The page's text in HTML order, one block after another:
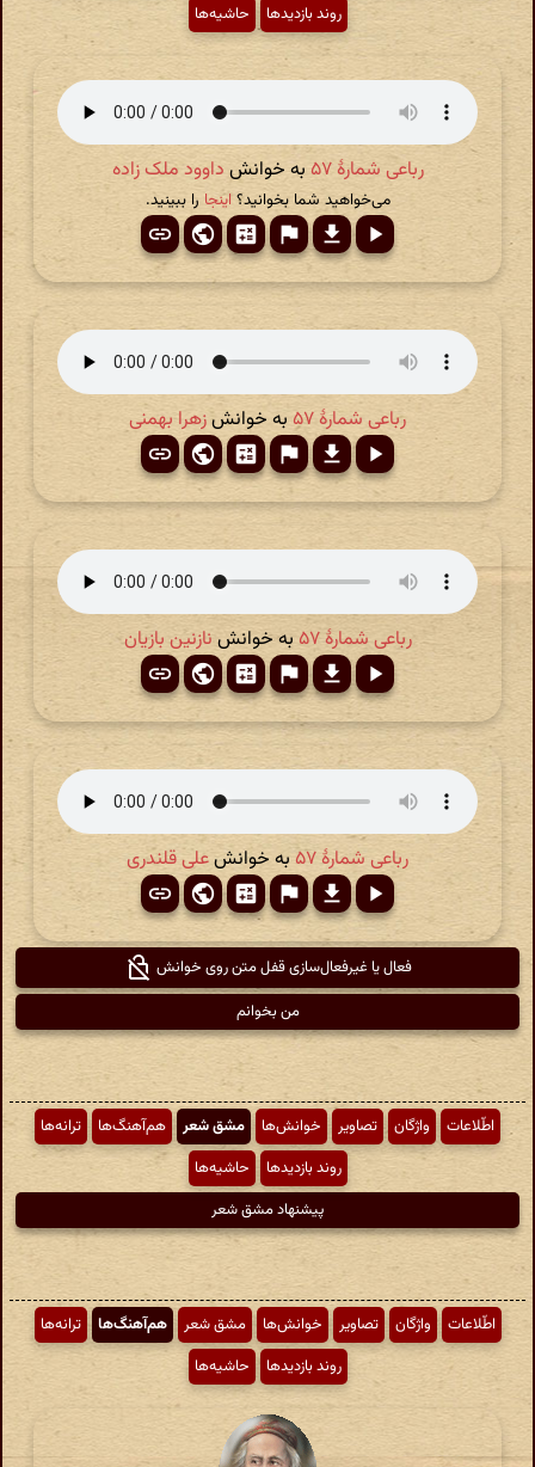
روند بازدیدها
حاشیه‌ها
رباعی شمارهٔ ۵۷ به خوانش داوود ملک زاده
می‌خواهید شما بخوانید؟اینجا را ببینید.
رباعی شمارهٔ ۵۷ به خوانشزهرا بهمنی
رباعی شمارهٔ ۵۷ به خوانش نازنین بازیان
رباعی شمارهٔ ۵۷ به خوانشعلی قلندری
فعال یا غیرفعال‌سازی قفل متن روی خوانش
من بخوانم
اطّلاعات واژگان تصاویر خوانش‌ها مشق شعر هم‌آهنگ‌ها
ترانه‌ها
روند بازدیدها
حاشیه‌ها
پیشنهاد مشق شعر
اطّلاعات واژگان تصاویر خوانش‌ها مشق شعر هم‌آهنگ‌ها
ترانه‌ها
روند بازدیدها
حاشیه‌ها